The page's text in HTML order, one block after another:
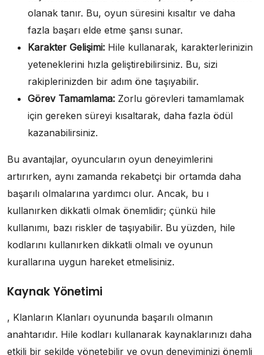
olanak tanır. Bu, oyun süresini kısaltır ve daha
fazla başarı elde etme şansı sunar.
Karakter Gelişimi: Hile kullanarak, karakterlerinizin
yeteneklerini hızla geliştirebilirsiniz. Bu, sizi
rakiplerinizden bir adım öne taşıyabilir.
Görev Tamamlama: Zorlu görevleri tamamlamak
için gereken süreyi kısaltarak, daha fazla ödül
kazanabilirsiniz.
Bu avantajlar, oyuncuların oyun deneyimlerini
artırırken, aynı zamanda rekabetçi bir ortamda daha
başarılı olmalarına yardımcı olur. Ancak, bu ı
kullanırken dikkatli olmak önemlidir; çünkü hile
kullanımı, bazı riskler de taşıyabilir. Bu yüzden, hile
kodlarını kullanırken dikkatli olmalı ve oyunun
kurallarına uygun hareket etmelisiniz.
Kaynak Yönetimi
, Klanların Klanları oyununda başarılı olmanın
anahtarıdır. Hile kodları kullanarak kaynaklarınızı daha
etkili bir şekilde yönetebilir ve oyun deneyiminizi önemli